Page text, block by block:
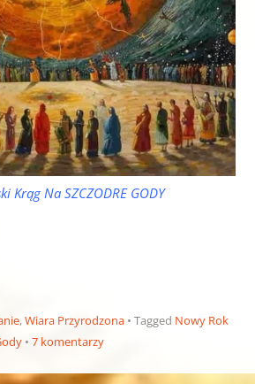
Krąg Na SZCZODRE GODY
,Wiara Przyrodzona Tagged Nowy Rok
7 komentarzy